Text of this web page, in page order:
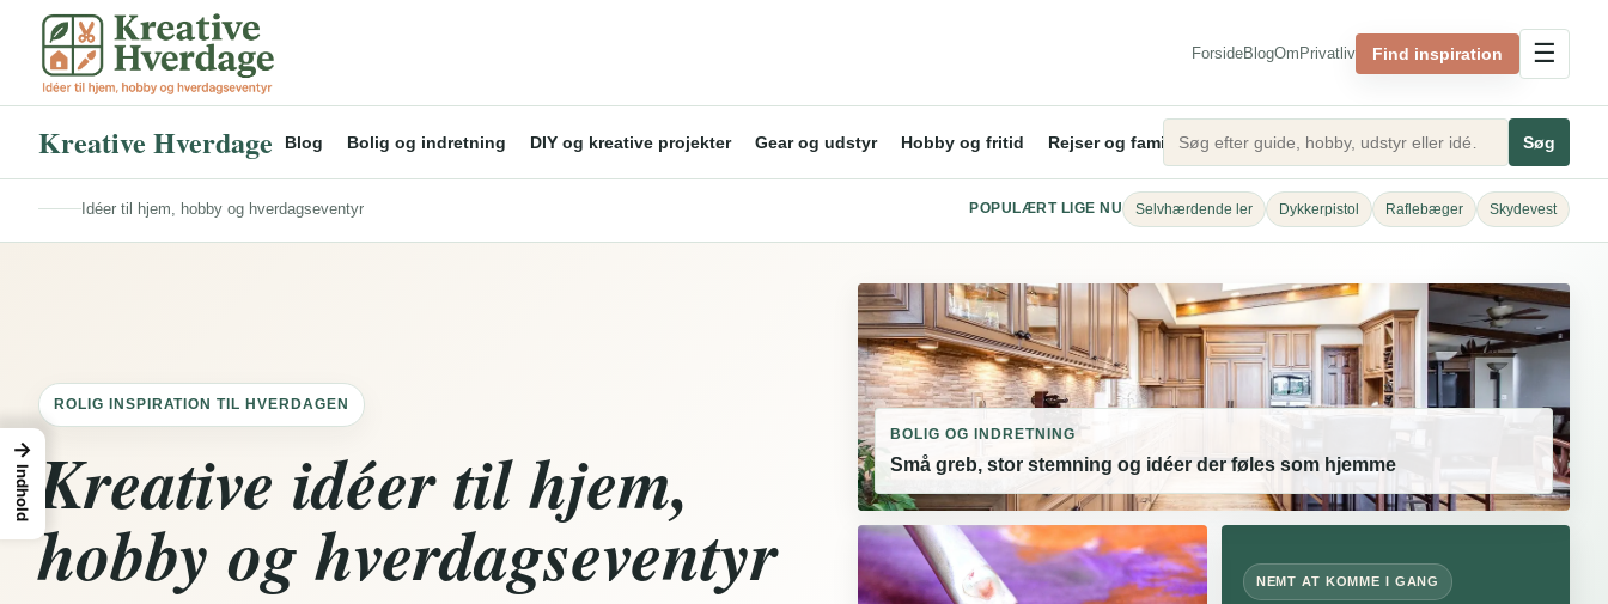
Spring
indhold
ForsideBlogOm Privatliv Find inspiration ☰
Kreative Hverdage Blog Bolig og indretning DIY og kreative projekter Gear og udstyr Hobby og fritid Rejser og familieliv Søg
Idéer til hjem, hobby og hverdagseventyr POPULÆRT LIGE NU Selvhærdende ler Dykkerpistol Raflebæger Skydevest
ROLIG INSPIRATION TIL HVERDAGEN
Kreative idéer til hjem,
hobby og hverdagseventyr
BOLIG OG INDRETNING
Små greb, stor stemning og idéer der føles som hjemme
NEMT AT KOMME I GANG
→
Indhold